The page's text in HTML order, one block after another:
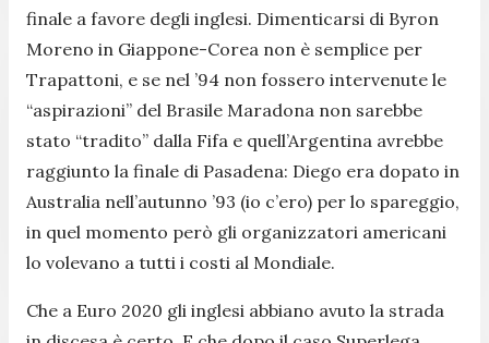
finale a favore degli inglesi. Dimenticarsi di Byron
Moreno in Giappone-Corea non è semplice per
Trapattoni, e se nel ’94 non fossero intervenute le
“aspirazioni” del Brasile Maradona non sarebbe
stato “tradito” dalla Fifa e quell’Argentina avrebbe
raggiunto la finale di Pasadena: Diego era dopato in
Australia nell’autunno ’93 (io c’ero) per lo spareggio,
in quel momento però gli organizzatori americani
lo volevano a tutti i costi al Mondiale.
Che a Euro 2020 gli inglesi abbiano avuto la strada